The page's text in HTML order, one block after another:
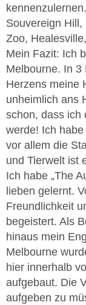
Souvereign
Zoo,
Mein Fazit: Ich
Melbourne. In 3
Herzens meine
unheimlich ans
schon, dass ich
werde! Ich
vor allem die
und Tierwelt ist
Ich habe „The
lieben gelernt.
Freundlichkeit
begeistert. Als
hinaus mein
Melbourne
hier innerhalb
aufgebaut. Die
aufgeben zu